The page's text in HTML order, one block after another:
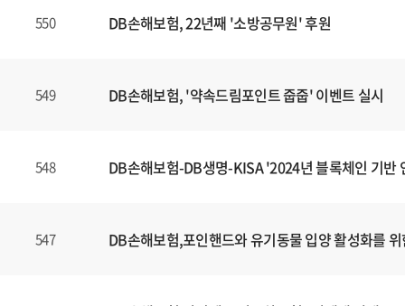
550 DB손해보험, 22년째 '소방공무원' 후원
549 DB손해보험, '약속드림포인트 줍줍' 이벤트 실시
548 DB손해보험-DB생명-KISA '2024년 블록체인 기반
547 DB손해보험,포인핸드와 유기동물 입양 활성화를